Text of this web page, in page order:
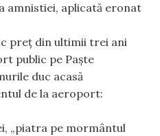
amnistiei, aplicată eronat
preț din ultimii trei ani
public pe Paște
duc acasă
de la aeroport:
„piatra pe mormântul